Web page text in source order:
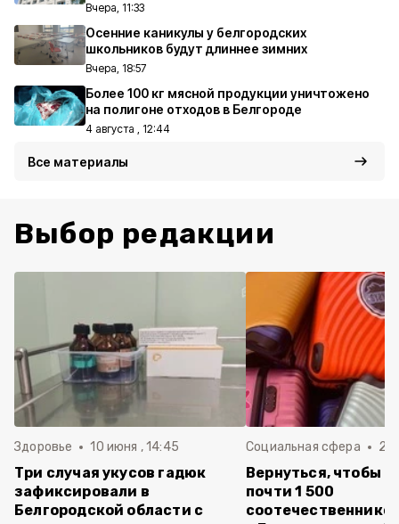
Вчера, 11:33
Осенние каникулы у белгородских
школьников будут длиннее зимних
Вчера, 18:57
Более 100 кг мясной продукции уничтожено
на полигоне отходов в Белгороде
4 августа , 12:44
Все материалы
Выбор редакции
Здоровье 10 июня , 14:45
Три случая укусов гадюк
зафиксировали в
Белгородской области с
Социальная сфера 20
Вернуться, чтобы
почти 1 500